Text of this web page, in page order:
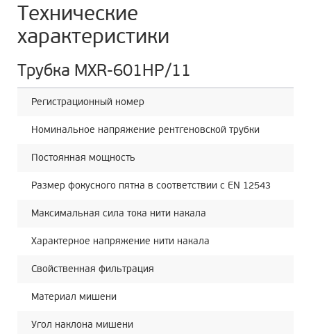
Технические
характеристики
Трубка MXR-601HP/11
Регистрационный номер
Номинальное напряжение рентгеновской трубки
Постоянная мощность
Размер фокусного пятна в соответствии с EN 12543
Максимальная сила тока нити накала
Характерное напряжение нити накала
Свойственная фильтрация
Материал мишени
Угол наклона мишени